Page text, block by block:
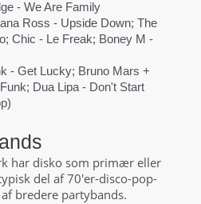
- We Are Family
Ross - Upside Down; The
Chic - Le Freak; Boney M -
- Get Lucky; Bruno Mars +
Dua Lipa - Don't Start
har disko som primær eller
del af 70'er-disco-pop-
bredere partybands.